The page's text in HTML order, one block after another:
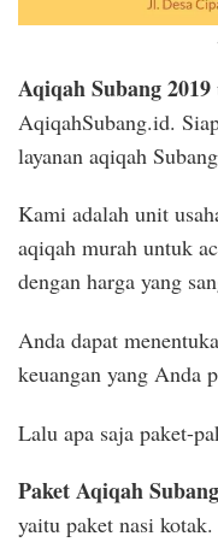
Aqiqah Subang 2019
AqiqahSubang.id.
layanan aqiqah
Kami adalah unit
aqiqah murah untuk
dengan harga yang
Anda dapat
keuangan yang Anda
Lalu apa saja paket-
Paket Aqiqah
yaitu paket nasi